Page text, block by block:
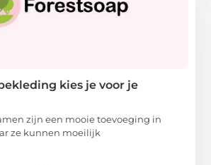
kies je voor je
zijn een mooie toevoeging in
ze kunnen moeilijk